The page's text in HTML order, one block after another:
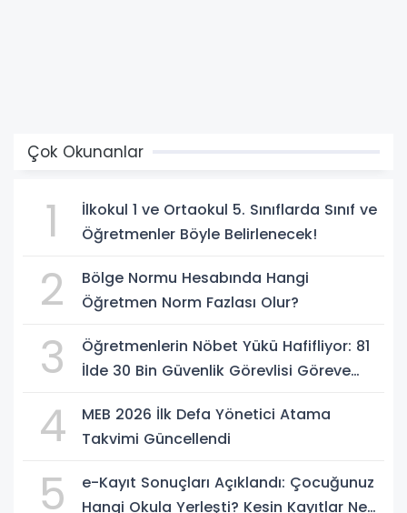
Çok Okunanlar
1
İlkokul 1 ve Ortaokul 5. Sınıflarda Sınıf ve
Öğretmenler Böyle Belirlenecek!
2
Bölge Normu Hesabında Hangi
Öğretmen Norm Fazlası Olur?
3
Öğretmenlerin Nöbet Yükü Hafifliyor: 81
İlde 30 Bin Güvenlik Görevlisi Göreve
4
MEB 2026 İlk Defa Yönetici Atama
Takvimi Güncellendi
5
e-Kayıt Sonuçları Açıklandı: Çocuğunuz
Hangi Okula Yerleşti? Kesin Kayıtlar Ne